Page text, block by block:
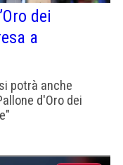
dei
a
potrà anche
d'Oro dei